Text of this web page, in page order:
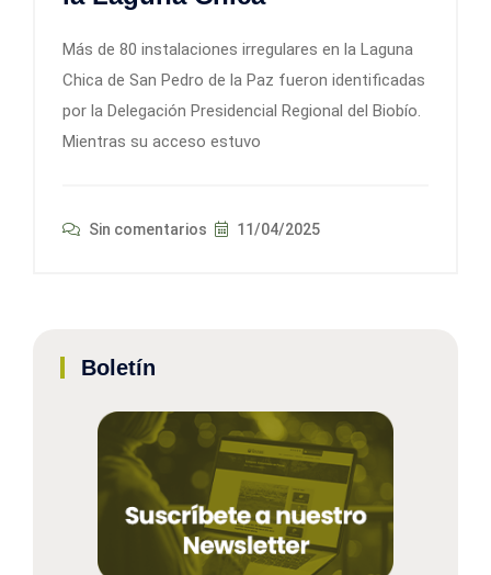
Más de 80 instalaciones irregulares en la Laguna
Chica de San Pedro de la Paz fueron identificadas
por la Delegación Presidencial Regional del Biobío.
Mientras su acceso estuvo
Sin comentarios 11/04/2025
Boletín